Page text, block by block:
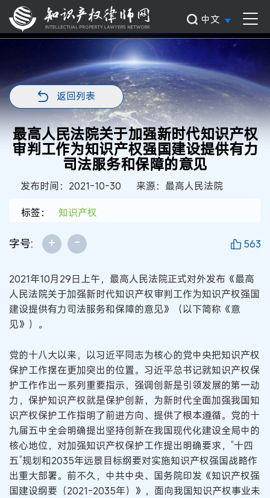
中文
返回列表
最高人民法院关于加强新时代知识产权
审判工作为知识产权强国建设提供有力
司法服务和保障的意见
发布时间：2021-10-30
来源：最高人民法院
标签：
知识产权
字号: + - 563
2021年10月29日上午，最高人民法院正式对外发布《最高
人民法院关于加强新时代知识产权审判工作为知识产权强国
建设提供有力司法服务和保障的意见》（以下简称《意
见》）。
党的十八大以来，以习近平同志为核心的党中央把知识产权
保护工作摆在更加突出的位置。习近平总书记就知识产权保
护工作作出一系列重要指示，强调创新是引领发展的第一动
力，保护知识产权就是保护创新，为新时代全面加强我国知
识产权保护工作指明了前进方向、提供了根本遵循。党的十
九届五中全会明确提出坚持创新在我国现代化建设全局中的
核心地位，对加强知识产权保护工作提出明确要求，“十四
五”规划和2035年远景目标纲要对实施知识产权强国战略作
出重大部署。前不久，中共中央、国务院印发《知识产权强
国建设纲要（2021-2035年）》，面向我国知识产权事业未